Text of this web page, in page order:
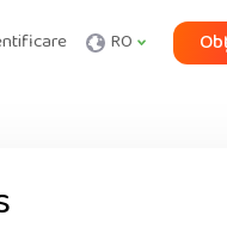
RO